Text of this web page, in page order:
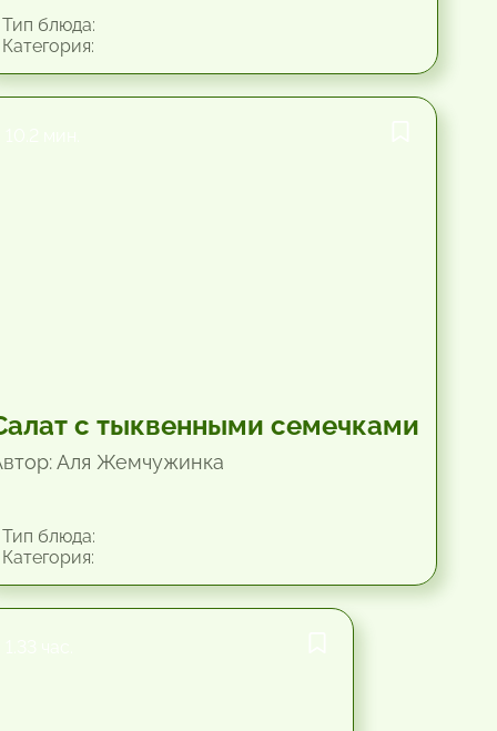
блюда:
с тыквенными семечками
Аля Жемчужинка
блюда: